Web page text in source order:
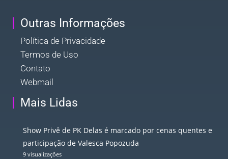
Outras Informações
Política de Privacidade
Termos de Uso
Contato
Webmail
Mais Lidas
Show Privê de PK Delas é marcado por cenas quentes e
participação de Valesca Popozuda
9 visualizações